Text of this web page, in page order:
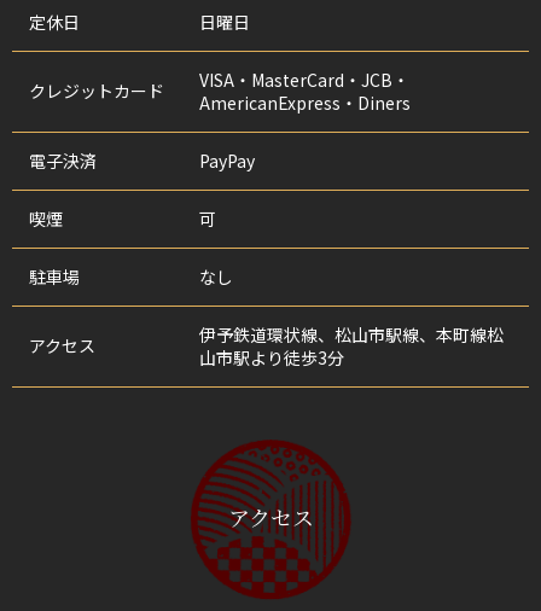
定休日 日曜日
クレジットカード
VISA・MasterCard・JCB・
AmericanExpress・Diners
電子決済 PayPay
喫煙 可
駐車場 なし
アクセス
伊予鉄道環状線、松山市駅線、本町線松
山市駅より徒歩3分
アクセス